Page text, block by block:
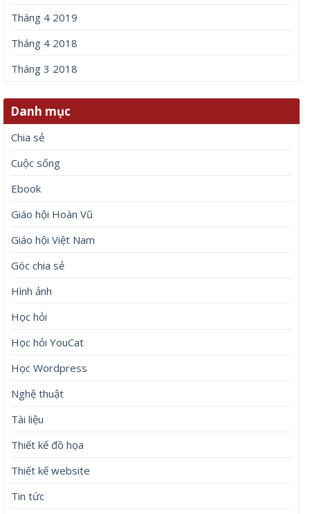
Tháng 4 2019
Tháng 4 2018
Tháng 3 2018
Danh mục
Chia sẻ
Cuộc sống
Ebook
Giáo hội Hoàn Vũ
Giáo hội Việt Nam
Góc chia sẻ
Hình ảnh
Học hỏi
Học hỏi YouCat
Học Wordpress
Nghệ thuật
Tài liệu
Thiết kế đồ họa
Thiết kế website
Tin tức